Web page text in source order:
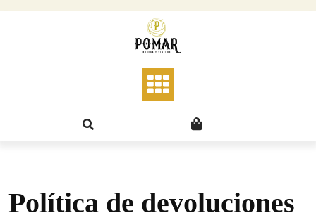
Política de devoluciones